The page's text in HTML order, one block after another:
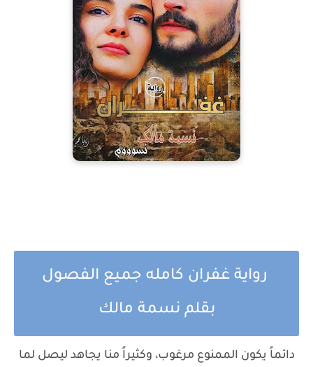
رواية غفران كامله جميع الفصول
بقلم نسمة مالك
دائماً يكون الممنوع مرغوب، وكثيراً منا يجاهد ليصل لما